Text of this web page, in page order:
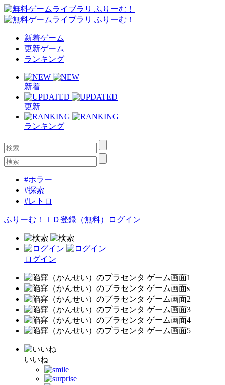
新着ゲーム
更新ゲーム
ランキング
新着
更新
ランキング
#ホラー
#探索
#レトロ
ふりーむ！ＩＤ登録（無料） ログイン
ログイン
いいね